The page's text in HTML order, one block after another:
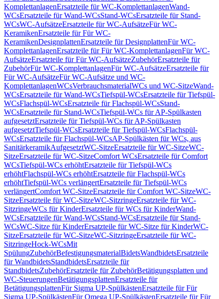
KomplettanlagenErsatzteile für WC-KomplettanlagenWand-
WCsErsatzteile für Wand-WCsStand-WCsErsatzteile für Stand-
WCsWC-AufsätzeErsatzteile für WC-AufsätzeFür WC-
KeramikenErsatzteile für Für WC-
KeramikenDesignplattenErsatzteile für DesignplattenFür WC-
KomplettanlagenErsatzteile für Für WC-KomplettanlagenFür WC-
AufsätzeErsatzteile für Für WC-AufsätzeZubehörErsatzteile für
ZubehörFür WC-KomplettanlagenFür WC-AufsätzeErsatzteile für
Für WC-AufsätzeFür WC-Aufsätze und WC-
KomplettanlagenWCsVerbrauchsmaterialWCs und WC-SitzeWand-
WCsErsatzteile für Wand-WCsTiefspül-WCsErsatzteile für Tiefspül-
WCsFlachspül-WCsErsatzteile für Flachspül-WCsStand-
WCsErsatzteile für Stand-WCsTiefspül-WCs für AP-Spülkasten
aufgesetztErsatzteile für Tiefspül-WCs für AP-Spülkasten
aufgesetztTiefspül-WCsErsatzteile für Tiefspül-WCsFlachspül-
WCsErsatzteile für Flachspül-WCsAP-Spülkästen für WCs, aus
SanitärkeramikAufgesetztWC-SitzeErsatzteile für WC-SitzeWC-
SitzeErsatzteile für WC-SitzeComfort WCsErsatzteile für Comfort
WCsTiefspül-WCs erhöhtErsatzteile für Tiefspül-WCs
erhöhtFlachspül-WCs erhöhtErsatzteile für Flachspül-WCs
erhöhtTiefspül-WCs verlängertErsatzteile für Tiefspül-WCs
verlängertComfort WC-SitzeErsatzteile für Comfort WC-SitzeWC-
SitzeErsatzteile für WC-SitzeWC-SitzringeErsatzteile für WC-
SitzringeWCs für KinderErsatzteile für WCs für KinderWand-
WCsErsatzteile für Wand-WCsStand-WCsErsatzteile für Stand-
WCsWC-Sitze für KinderErsatzteile für WC-Sitze für KinderWC-
SitzeErsatzteile für WC-SitzeWC-SitzringeErsatzteile für WC-
SitzringeHock-WCsMit
SpülungZubehörBefestigungsmaterialBidetsWandbidetsErsatzteile
für WandbidetsStandbidetsErsatzteile für
StandbidetsZubehörErsatzteile für ZubehörBetätigungsplatten und
WC-SteuerungenBetätigungsplattenErsatzteile für
BetätigungsplattenFür Sigma UP-SpülkästenErsatzteile für Für
Sigma UP-SpülkästenFür Omega UP-SpülkästenErsatzteile für Für